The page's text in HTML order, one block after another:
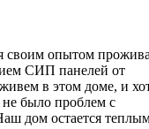
своим опытом
СИП панелей от
в этом доме, и
не было проблем с
дом остается